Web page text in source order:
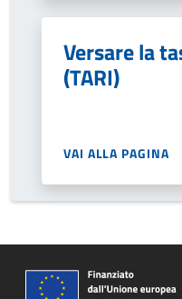
Versare la
(TARI)
VAI ALLA PAGINA